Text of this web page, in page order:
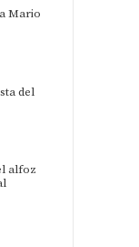
Mario
del
alfoz